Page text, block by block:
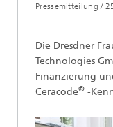
Pressemitteilung /
Die Dresdner
Technologies
Finanzierung
Ceracode® -